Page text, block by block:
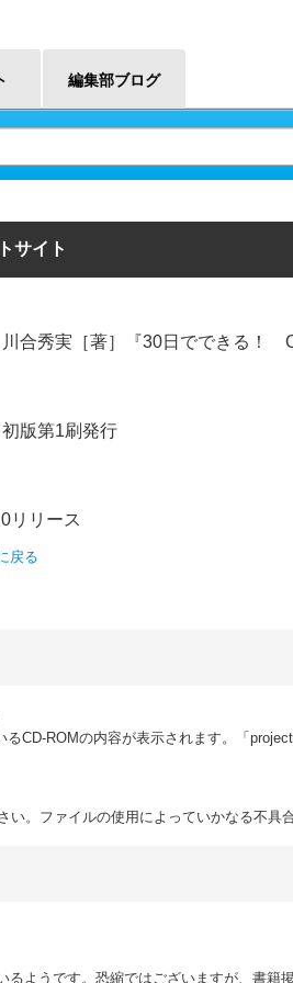
編集部ブログ
サイト
合秀実［著］『30日でできる！
版第1刷発行
リース
戻る
CD-ROMの内容が表示されます。「
。ファイルの使用によっていかなる不具
ようです。恐縮ではございますが、書籍